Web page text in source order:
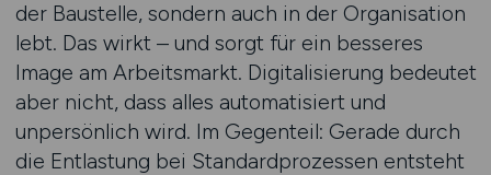
der Baustelle, sondern auch in der Organisation
lebt. Das wirkt – und sorgt für ein besseres
Image am Arbeitsmarkt. Digitalisierung bedeutet
aber nicht, dass alles automatisiert und
unpersönlich wird. Im Gegenteil: Gerade durch
die Entlastung bei Standardprozessen entsteht